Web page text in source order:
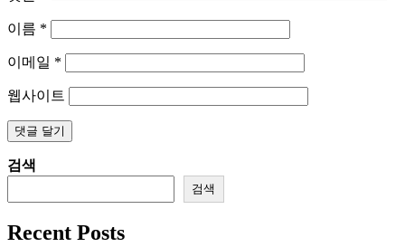
이름 *
이메일 *
웹사이트
검색
검색
Recent Posts